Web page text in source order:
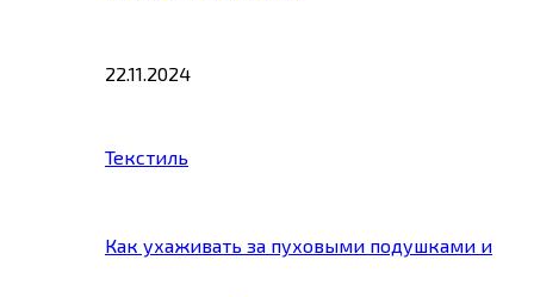
22.11.2024
Текстиль
Как ухаживать за пуховыми подушками и